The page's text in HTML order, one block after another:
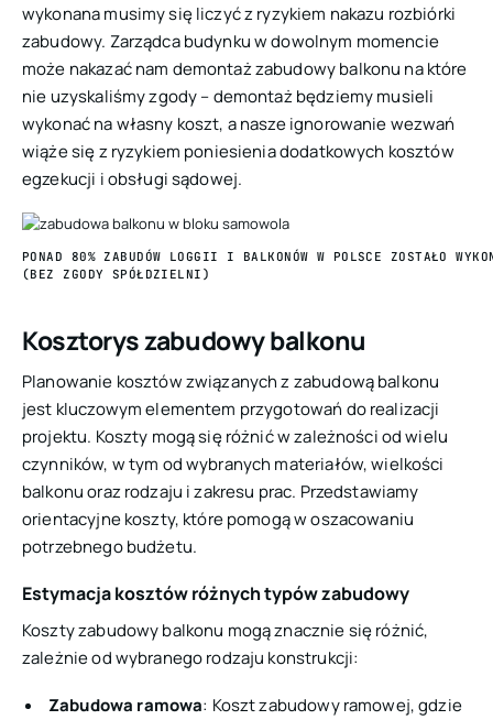
wykonana musimy się liczyć z ryzykiem nakazu rozbiórki
zabudowy. Zarządca budynku w dowolnym momencie
może nakazać nam demontaż zabudowy balkonu na które
nie uzyskaliśmy zgody – demontaż będziemy musieli
wykonać na własny koszt, a nasze ignorowanie wezwań
wiąże się z ryzykiem poniesienia dodatkowych kosztów
egzekucji i obsługi sądowej.
PONAD 80% ZABUDÓW LOGGII I BALKONÓW W POLSCE ZOSTAŁO
(BEZ ZGODY SPÓŁDZIELNI)
Kosztorys zabudowy balkonu
Planowanie kosztów związanych z zabudową balkonu
jest kluczowym elementem przygotowań do realizacji
projektu. Koszty mogą się różnić w zależności od wielu
czynników, w tym od wybranych materiałów, wielkości
balkonu oraz rodzaju i zakresu prac. Przedstawiamy
orientacyjne koszty, które pomogą w oszacowaniu
potrzebnego budżetu.
Estymacja kosztów różnych typów zabudowy
Koszty zabudowy balkonu mogą znacznie się różnić,
zależnie od wybranego rodzaju konstrukcji:
Zabudowa ramowa: Koszt zabudowy ramowej, gdzie